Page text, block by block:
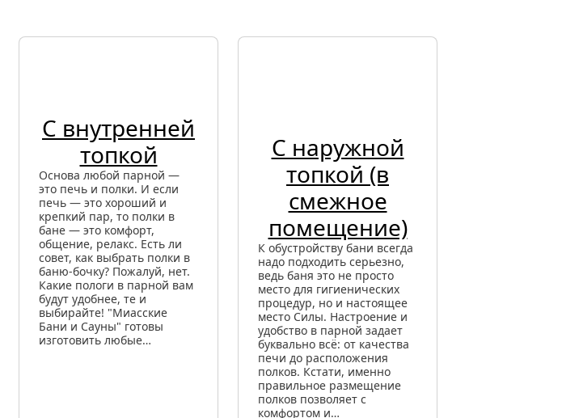
С внутренней
топкой
Основа любой парной —
это печь и полки. И если
печь — это хороший и
крепкий пар, то полки в
бане — это комфорт,
общение, релакс. Есть ли
совет, как выбрать полки в
баню-бочку? Пожалуй, нет.
Какие пологи в парной вам
будут удобнее, те и
выбирайте! "Миасские
Бани и Сауны" готовы
изготовить любые…
С наружной
топкой (в
смежное
помещение)
К обустройству бани всегда
надо подходить серьезно,
ведь баня это не просто
место для гигиенических
процедур, но и настоящее
место Силы. Настроение и
удобство в парной задает
буквально всё: от качества
печи до расположения
полков. Кстати, именно
правильное размещение
полков позволяет с
комфортом и…